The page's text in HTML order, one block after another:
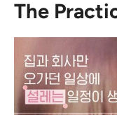
The